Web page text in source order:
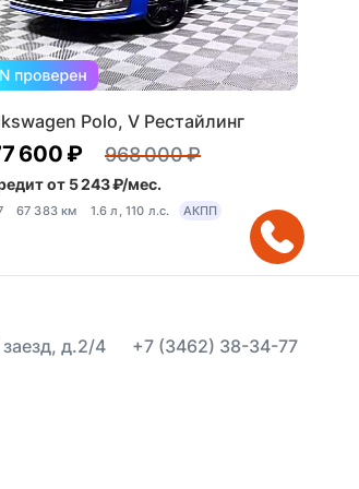
Polo, V Рестайлинг
600 ₽ 968 000 ₽
от 5 243 ₽/мес.
67 383 км 1.6 л, 110 л.с. АКПП
д.2/4 +7 (3462) 38-34-77